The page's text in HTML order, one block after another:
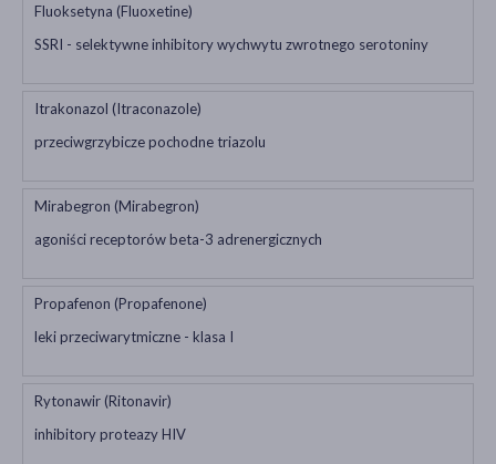
Fluoksetyna (Fluoxetine)
SSRI - selektywne inhibitory wychwytu zwrotnego serotoniny
Itrakonazol (Itraconazole)
przeciwgrzybicze pochodne triazolu
Mirabegron (Mirabegron)
agoniści receptorów beta-3 adrenergicznych
Propafenon (Propafenone)
leki przeciwarytmiczne - klasa I
Rytonawir (Ritonavir)
inhibitory proteazy HIV